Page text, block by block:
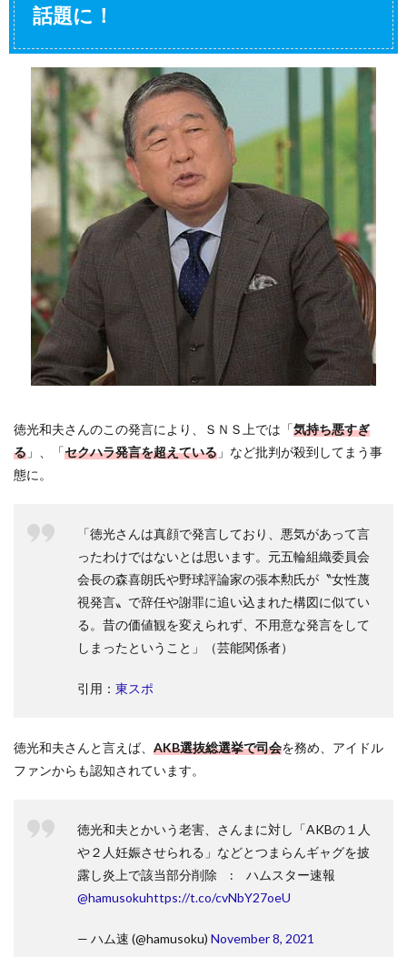
話題に！
徳光和夫さんのこの発言により、ＳＮＳ上では「気持ち悪すぎ
る 」、「セクハラ発言を超えている 」など批判が殺到してまう事
態に。
「徳光さんは真顔で発言しており、悪気があって言
ったわけではないとは思います。元五輪組織委員会
会長の森喜朗氏や野球評論家の張本勲氏が〝女性蔑
視発言〟で辞任や謝罪に追い込まれた構図に似てい
る。昔の価値観を変えられず、不用意な発言をして
しまったということ」（芸能関係者）
引用： 東スポ
徳光和夫さんと言えば、 AKB選抜総選挙で司会を務め、アイドル
ファンからも認知されています。
徳光和夫とかいう老害、さんまに対し「AKBの１人
や２人妊娠させられる」などとつまらんギャグを披
露し炎上で該当部分削除 : ハムスター速報
@hamusokuhttps://t.co/cvNbY27oeU
— ハム速 (@hamusoku) November 8, 2021